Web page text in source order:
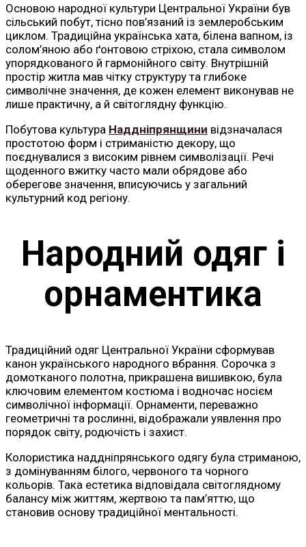
Основою народної культури Центральної України був
сільський побут, тісно пов’язаний із землеробським
циклом. Традиційна українська хата, білена вапном, із
солом’яною або ґонтовою стріхою, стала символом
упорядкованого й гармонійного світу. Внутрішній
простір житла мав чітку структуру та глибоке
символічне значення, де кожен елемент виконував не
лише практичну, а й світоглядну функцію.
Побутова культура Наддніпрянщини відзначалася
простотою форм і стриманістю декору, що
поєднувалися з високим рівнем символізації. Речі
щоденного вжитку часто мали обрядове або
оберегове значення, вписуючись у загальний
культурний код регіону.
Народний одяг і
орнаментика
Традиційний одяг Центральної України сформував
канон українського народного вбрання. Сорочка з
домотканого полотна, прикрашена вишивкою, була
ключовим елементом костюма і водночас носієм
символічної інформації. Орнаменти, переважно
геометричні та рослинні, відображали уявлення про
порядок світу, родючість і захист.
Колористика наддніпрянського одягу була стриманою,
з домінуванням білого, червоного та чорного
кольорів. Така естетика відповідала світоглядному
балансу між життям, жертвою та пам’яттю, що
становив основу традиційної ментальності.